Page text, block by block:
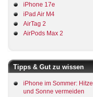
iPhone 17e
iPad Air M4
AirTag 2
AirPods Max 2
Tipps & Gut zu wissen
iPhone im Sommer: Hitze
und Sonne vermeiden